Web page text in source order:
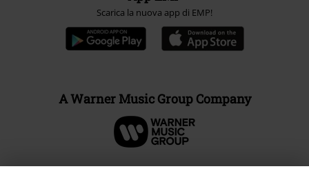
Scarica la nuova app di EMP!
A Warner Music Group Company